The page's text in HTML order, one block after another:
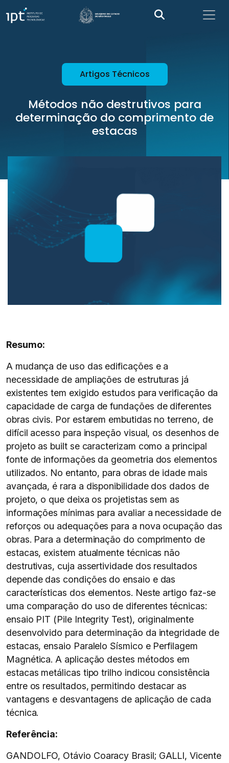
Artigos Técnicos
Métodos não destrutivos para
determinação do comprimento de
estacas
Resumo:
A mudança de uso das edificações e a
necessidade de ampliações de estruturas já
existentes tem exigido estudos para verificação da
capacidade de carga de fundações de diferentes
obras civis. Por estarem embutidas no terreno, de
difícil acesso para inspeção visual, os desenhos de
projeto as built se caracterizam como a principal
fonte de informações da geometria dos elementos
utilizados. No entanto, para obras de idade mais
avançada, é rara a disponibilidade dos dados de
projeto, o que deixa os projetistas sem as
informações mínimas para avaliar a necessidade de
reforços ou adequações para a nova ocupação das
obras. Para a determinação do comprimento de
estacas, existem atualmente técnicas não
destrutivas, cuja assertividade dos resultados
depende das condições do ensaio e das
características dos elementos. Neste artigo faz-se
uma comparação do uso de diferentes técnicas:
ensaio PIT (Pile Integrity Test), originalmente
desenvolvido para determinação da integridade de
estacas, ensaio Paralelo Sísmico e Perfilagem
Magnética. A aplicação destes métodos em
estacas metálicas tipo trilho indicou consistência
entre os resultados, permitindo destacar as
vantagens e desvantagens de aplicação de cada
técnica.
Referência:
GANDOLFO, Otávio Coaracy Brasil; GALLI, Vicente